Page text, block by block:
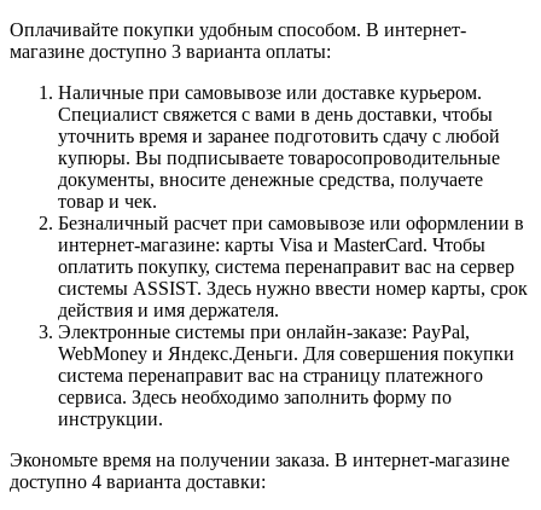
Оплачивайте покупки удобным способом. В интернет-
магазине доступно 3 варианта оплаты:
Наличные при самовывозе или доставке курьером.
Специалист свяжется с вами в день доставки, чтобы
уточнить время и заранее подготовить сдачу с любой
купюры. Вы подписываете товаросопроводительные
документы, вносите денежные средства, получаете
товар и чек.
Безналичный расчет при самовывозе или оформлении в
интернет-магазине: карты Visa и MasterCard. Чтобы
оплатить покупку, система перенаправит вас на сервер
системы ASSIST. Здесь нужно ввести номер карты, срок
действия и имя держателя.
Электронные системы при онлайн-заказе: PayPal,
WebMoney и Яндекс.Деньги. Для совершения покупки
система перенаправит вас на страницу платежного
сервиса. Здесь необходимо заполнить форму по
инструкции.
Экономьте время на получении заказа. В интернет-магазине
доступно 4 варианта доставки: